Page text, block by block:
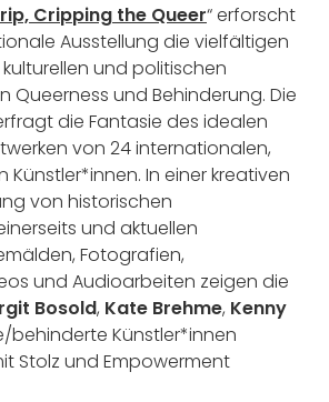
Cripping the Queer“ erforscht
Ausstellung die vielfältigen
und politischen
Queerness und Behinderung. Die
die Fantasie des idealen
von 24 internationalen,
Künstler*innen. In einer kreativen
von historischen
und aktuellen
Fotografien,
und Audioarbeiten zeigen die
Bosold, Kate Brehme, Kenny
behinderte Künstler*innen
Stolz und Empowerment